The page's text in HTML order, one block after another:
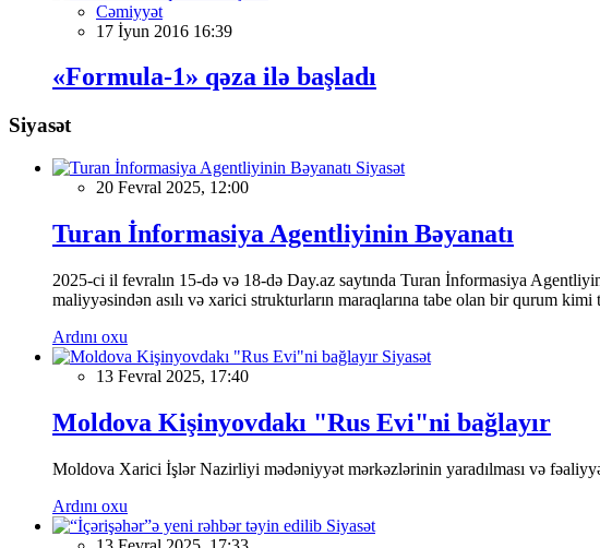
Cəmiyyət
17 İyun 2016 16:39
«Formula-1» qəza ilə başladı
Siyasət
Siyasət
20 Fevral 2025, 12:00
Turan İnformasiya Agentliyinin Bəyanatı
2025-ci il fevralın 15-də və 18-də Day.az saytında Turan İnformasiya
maliyyəsindən asılı və xarici strukturların maraqlarına tabe olan bir qurum kimi
Ardını oxu
Siyasət
13 Fevral 2025, 17:40
Moldova Kişinyovdakı "Rus Evi"ni bağlayır
Moldova Xarici İşlər Nazirliyi mədəniyyət mərkəzlərinin yaradılması və
Ardını oxu
Siyasət